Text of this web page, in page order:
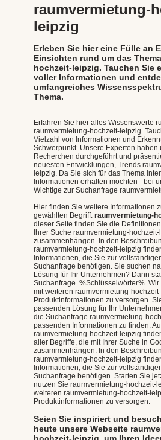
raumvermietung-
leipzig
Erleben Sie hier eine Fülle an
Einsichten rund um das
hochzeit-leipzig. Tauchen Sie
voller Informationen und
umfangreiches
Thema.
Erfahren Sie hier alles Wissenswerte
raumvermietung-hochzeit-leipzig.
Vielzahl von Informationen und
Schwerpunkt. Unsere Experten haben
Recherchen durchgeführt und
neuesten Entwicklungen, Trends
leipzig. Da Sie sich für das Thema
Informationen erhalten möchten - bei
Wichtige zur Suchanfrage
Hier finden Sie weitere Informationen
gewählten Begriff. raumvermietung-
dieser Seite finden Sie die
Ihrer Suche raumvermietung-
zusammenhängen. In den
raumvermietung-hochzeit-leipzig
Informationen, die Sie zur
Suchanfrage benötigen. Sie suchen
Lösung für Ihr Unternehmen? Dann
Suchanfrage. %Schlüsselwörter%.
mit weiteren raumvermietung-
Produktinformationen zu versorgen.
passenden Lösung für Ihr
die Suchanfrage raumvermietung-
passenden Informationen zu finden.
raumvermietung-hochzeit-leipzig
aller Begriffe, die mit Ihrer Suche in
zusammenhängen. In den
raumvermietung-hochzeit-leipzig
Informationen, die Sie zur
Suchanfrage benötigen. Starten Sie
nutzen Sie raumvermietung-hochzeit-
weiteren raumvermietung-hochzeit-
Produktinformationen zu versorgen.
Seien Sie inspiriert und
heute unsere Webseite
hochzeit-leipzig, um Ihren